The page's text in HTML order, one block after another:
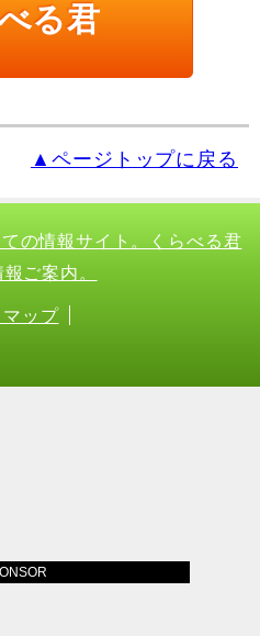
る君
▲ページトップに戻る
の情報サイト。くらべる君
ご案内。
ップ